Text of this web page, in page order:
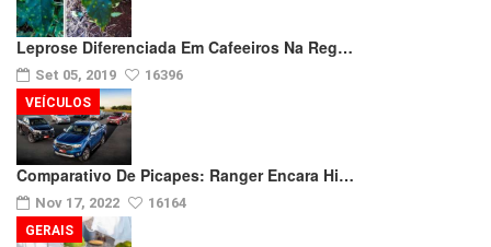
Leprose Diferenciada Em Cafeeiros Na Reg…
Set 05, 2019 16396
Comparativo De Picapes: Ranger Encara Hi…
Nov 17, 2022 16164
VEÍCULOS
GERAIS